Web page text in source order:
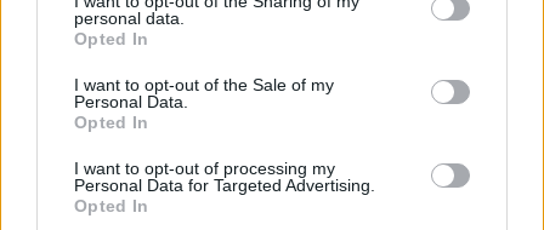
personal data.
Opted In
I want to opt-out of the Sale of my
Personal Data.
Opted In
I want to opt-out of processing my
Personal Data for Targeted Advertising.
Opted In
Pasaulis Konfliktai ir saugumas
Karas Ukrainoje. Rusijai
intensyvinant raketų smūgius –
kritinė“(7)